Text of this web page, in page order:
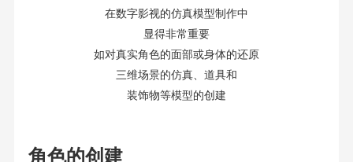
在数字影视的仿真模型制作中
显得非常重要
如对真实角色的面部或身体的还原
三维场景的仿真、道具和
装饰物等模型的创建
角色的创建